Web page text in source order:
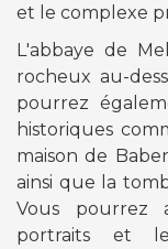
et le complexe
L'abbaye de
rocheux au-
pourrez
historiques
maison de
ainsi que la
Vous pourrez
portraits et